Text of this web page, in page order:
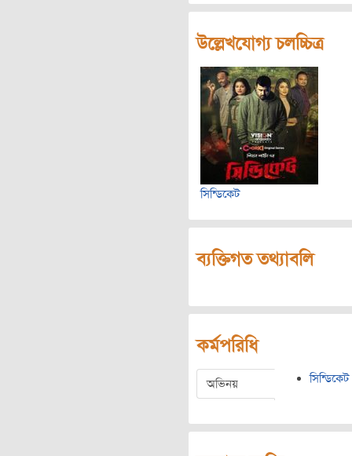
উল্লেখযোগ্য চলচ্চিত্র
সিন্ডিকেট
ব্যক্তিগত তথ্যাবলি
কর্মপরিধি
অভিনয় সিন্ডিকেট